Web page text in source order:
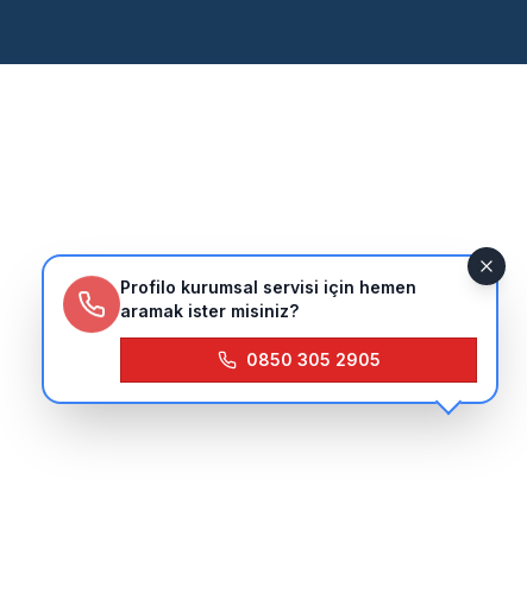
Profilo kurumsal servisi için hemen
aramak ister misiniz?